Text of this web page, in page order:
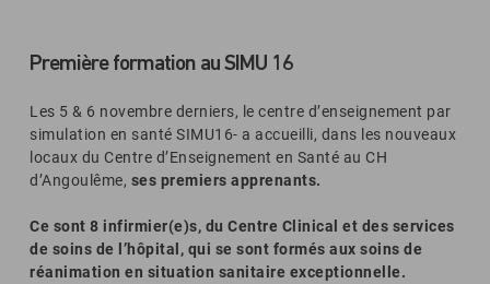
Première formation au SIMU 16
Les 5 & 6 novembre derniers, le centre d’enseignement par
simulation en santé SIMU16- a accueilli, dans les nouveaux
locaux du Centre d’Enseignement en Santé au CH
d’Angoulême, ses premiers apprenants.
Ce sont 8 infirmier(e)s, du Centre Clinical et des services
de soins de l’hôpital, qui se sont formés aux soins de
réanimation en situation sanitaire exceptionnelle.